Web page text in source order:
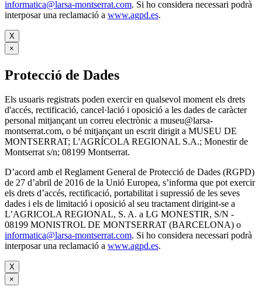
informatica@larsa-montserrat.com. Si ho considera necessari podrà
interposar una reclamació a www.agpd.es.
X
×
Protecció de Dades
Els usuaris registrats poden exercir en qualsevol moment els drets
d'accés, rectificació, cancel·lació i oposició a les dades de caràcter
personal mitjançant un correu electrònic a museu@larsa-
montserrat.com, o bé mitjançant un escrit dirigit a MUSEU DE
MONTSERRAT; L'AGRÍCOLA REGIONAL S.A.; Monestir de
Montserrat s/n; 08199 Montserrat.
D’acord amb el Reglament General de Protecció de Dades (RGPD)
de 27 d’abril de 2016 de la Unió Europea, s’informa que pot exercir
els drets d’accés, rectificació, portabilitat i supressió de les seves
dades i els de limitació i oposició al seu tractament dirigint-se a
L’AGRICOLA REGIONAL, S. A. a LG MONESTIR, S/N -
08199 MONISTROL DE MONTSERRAT (BARCELONA) o
informatica@larsa-montserrat.com. Si ho considera necessari podrà
interposar una reclamació a www.agpd.es.
X
×